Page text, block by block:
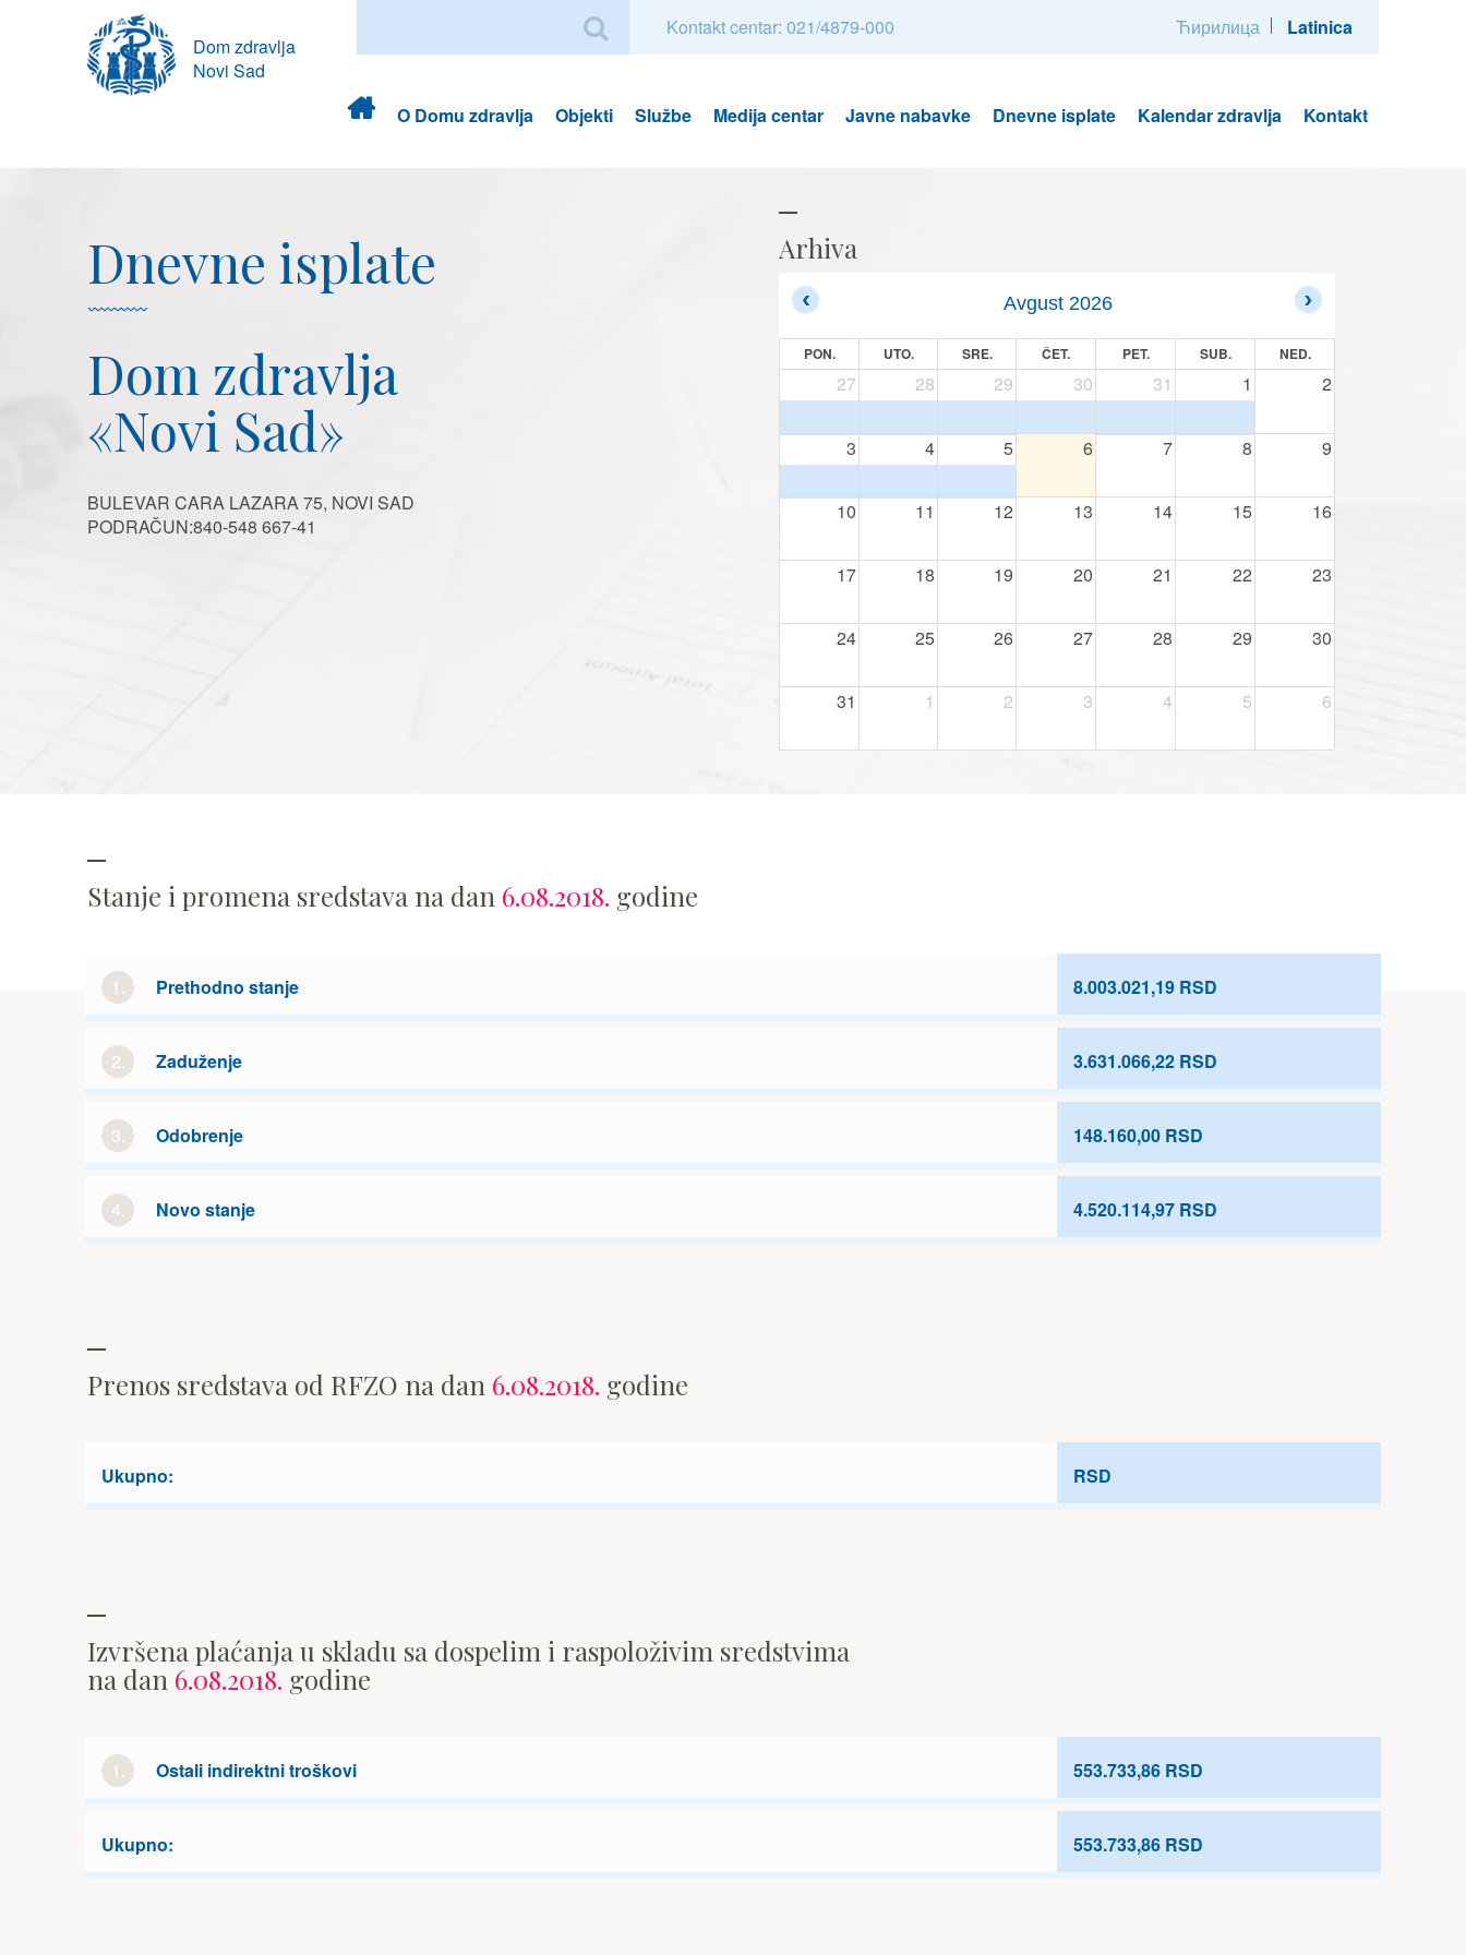
Dom zdravlja
Novi Sad
Kontakt centar: 021/4879-000 Ћирилица Latinica
Dom
zdravlja
O Domu zdravlja Objekti Službe Medija centar Javne nabavke Dnevne isplate Kalendar zdravlja Kontakt
Dnevne isplate
Dom zdravlja
«Novi Sad»
BULEVAR CARA LAZARA 75, NOVI SAD
PODRAČUN:840-548 667-41
Arhiva
Avgust 2026
PON. UTO. SRE. ČET. PET. SUB. NED.
27 28 29 30 31 1 2
3 4 5 6 7 8 9
10 11 12 13 14 15 16
17 18 19 20 21 22 23
24 25 26 27 28 29 30
31 1 2 3 4 5 6
Stanje i promena sredstava na dan 6.08.2018. godine
1. Prethodno stanje 8.003.021,19 RSD
2. Zaduženje 3.631.066,22 RSD
3. Odobrenje 148.160,00 RSD
4. Novo stanje 4.520.114,97 RSD
Prenos sredstava od RFZO na dan 6.08.2018. godine
Ukupno: RSD
Izvršena plaćanja u skladu sa dospelim i raspoloživim sredstvima
na dan 6.08.2018. godine
1. Ostali indirektni troškovi 553.733,86 RSD
Ukupno: 553.733,86 RSD